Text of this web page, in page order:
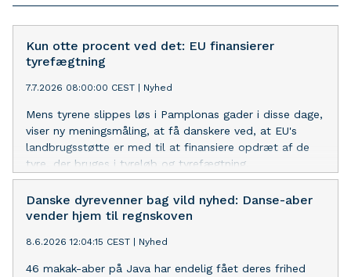
Kun otte procent ved det: EU finansierer
tyrefægtning
7.7.2026 08:00:00 CEST | Nyhed
Mens tyrene slippes løs i Pamplonas gader i disse dage,
viser ny meningsmåling, at få danskere ved, at EU's
landbrugsstøtte er med til at finansiere opdræt af de
tyre, der bruges i tyreløb og tyrefægtning.
Danske dyrevenner bag vild nyhed: Danse-aber
vender hjem til regnskoven
8.6.2026 12:04:15 CEST | Nyhed
46 makak-aber på Java har endelig fået deres frihed